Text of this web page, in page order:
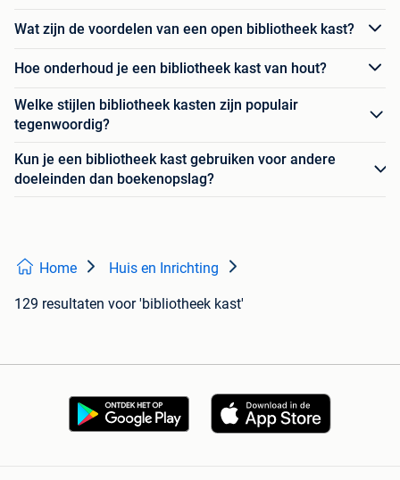
Wat zijn de voordelen van een open bibliotheek kast?
Hoe onderhoud je een bibliotheek kast van hout?
Welke stijlen bibliotheek kasten zijn populair
tegenwoordig?
Kun je een bibliotheek kast gebruiken voor andere
doeleinden dan boekenopslag?
Home Huis en Inrichting
129 resultaten voor 'bibliotheek kast'